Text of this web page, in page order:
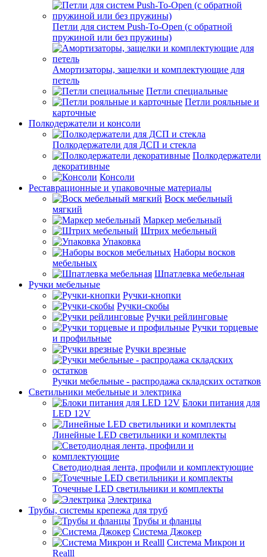
Петли для систем Push-To-Open (с обратной
пружиной или без пружины)
Амортизаторы, защелки и комплектующие для
петель
Петли специальные
Петли рояльные и
карточные
Полкодержатели и консоли
Полкодержатели для ДСП и стекла
Полкодержатели
декоративные
Консоли
Реставрационные и упаковочные материалы
Воск мебельный
мягкий
Маркер мебельный
Штрих мебельный
Упаковка
Наборы восков
мебельных
Шпатлевка мебельная
Ручки мебельные
Ручки-кнопки
Ручки-скобы
Ручки рейлинговые
Ручки торцевые
и профильные
Ручки врезные
Ручки мебельные - распродажа складских остатков
Светильники мебельные и электрика
Блоки питания для
LED 12V
Линейные LED светильники и комплекты
Светодиодная лента, профили и комплектующие
Точечные LED светильники и комплекты
Электрика
Трубы, системы крепежа для труб
Трубы и фланцы
Система Джокер
Система Микрон и
Realll